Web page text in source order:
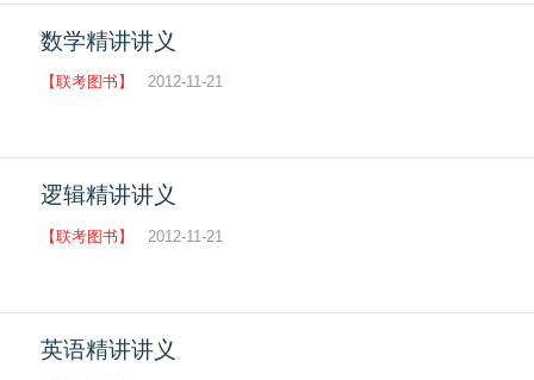
数学精讲讲义
【联考图书】 2012-11-21
逻辑精讲讲义
【联考图书】 2012-11-21
英语精讲讲义